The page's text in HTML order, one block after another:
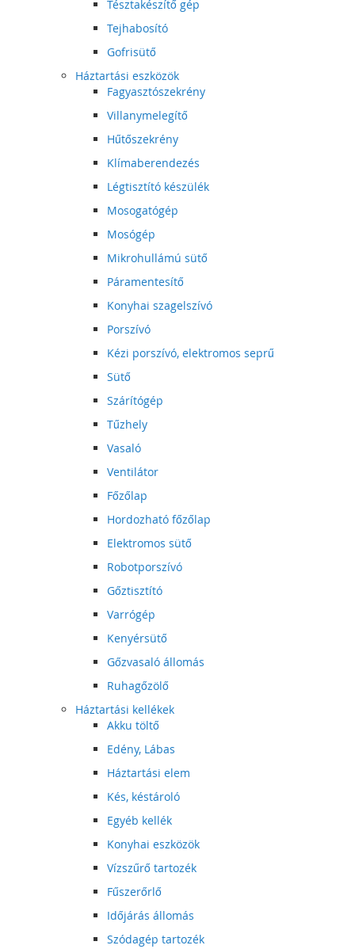
Tésztakészítő gép
Tejhabosító
Gofrisütő
Háztartási eszközök
Fagyasztószekrény
Villanymelegítő
Hűtőszekrény
Klímaberendezés
Légtisztító készülék
Mosogatógép
Mosógép
Mikrohullámú sütő
Páramentesítő
Konyhai szagelszívó
Porszívó
Kézi porszívó, elektromos seprű
Sütő
Szárítógép
Tűzhely
Vasaló
Ventilátor
Főzőlap
Hordozható főzőlap
Elektromos sütő
Robotporszívó
Gőztisztító
Varrógép
Kenyérsütő
Gőzvasaló állomás
Ruhagőzölő
Háztartási kellékek
Akku töltő
Edény, Lábas
Háztartási elem
Kés, késtároló
Egyéb kellék
Konyhai eszközök
Vízszűrő tartozék
Fűszerőrlő
Időjárás állomás
Szódagép tartozék